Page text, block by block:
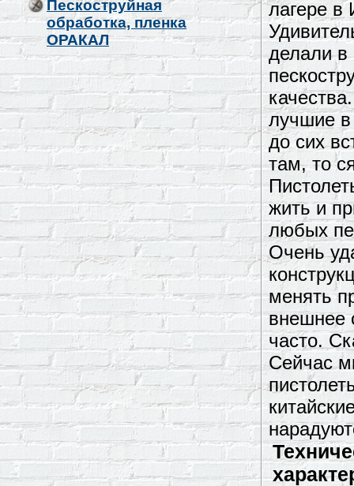
Пескоструйная
обработка, пленка
ОРАКАЛ
лагере в
делали в
лучшие
до сих
там, то
жить и
любых
Очень
менять
внешнее
часто.
Сейчас